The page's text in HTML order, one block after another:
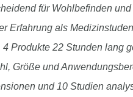
für Wohlbefinden
Erfahrung als
4 Produkte 22 Stunden lang
Größe und
und 10 Studien